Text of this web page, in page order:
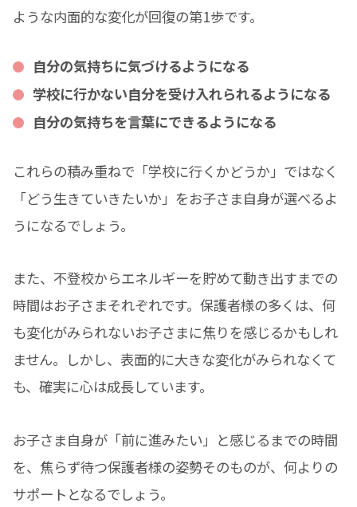
ような内面的な変化が回復の第1歩です。
自分の気持ちに気づけるようになる
学校に行かない自分を受け入れられるようになる
自分の気持ちを言葉にできるようになる
これらの積み重ねで「学校に行くかどうか」ではなく
「どう生きていきたいか」をお子さま自身が選べるよ
うになるでしょう。
また、不登校からエネルギーを貯めて動き出すまでの
時間はお子さまそれぞれです。保護者様の多くは、何
も変化がみられないお子さまに焦りを感じるかもしれ
ません。しかし、表面的に大きな変化がみられなくて
も、確実に心は成長しています。
お子さま自身が「前に進みたい」と感じるまでの時間
を、焦らず待つ保護者様の姿勢そのものが、何よりの
サポートとなるでしょう。